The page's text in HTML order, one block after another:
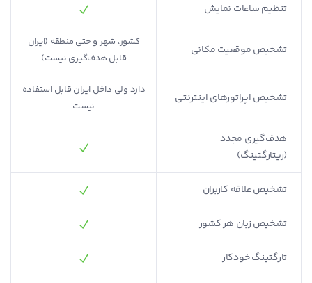
تنظیم ساعات نمایش
تشخیص موقعیت مکانی
تشخیص اپراتورهای اینترنتی
هدف‌گیری مجدد
(ریتارگتینگ)
تشخیص علاقه کاربران
تشخیص زبان هر کشور
تارگتینگ خودکار
استان‌های ایران
کشور، شهر و حتی منطقه (ایران
قابل هدف‌گیری نیست)
دارد ولی داخل ایران قابل استفاده
نیست